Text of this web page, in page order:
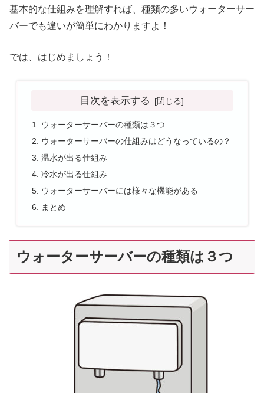
基本的な仕組みを理解すれば、種類の多いウォーターサー
バーでも違いが簡単にわかりますよ！
では、はじめましょう！
目次を表示する
ウォーターサーバーの種類は３つ
ウォーターサーバーの仕組みはどうなっているの？
温水が出る仕組み
冷水が出る仕組み
ウォーターサーバーには様々な機能がある
まとめ
ウォーターサーバーの種類は３つ